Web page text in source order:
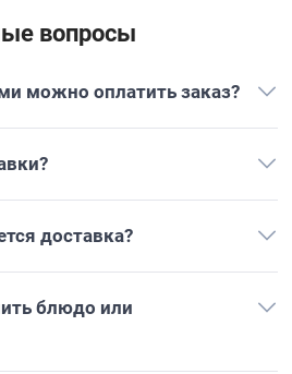
вопросы
можно оплатить заказ?
доставка?
блюдо или